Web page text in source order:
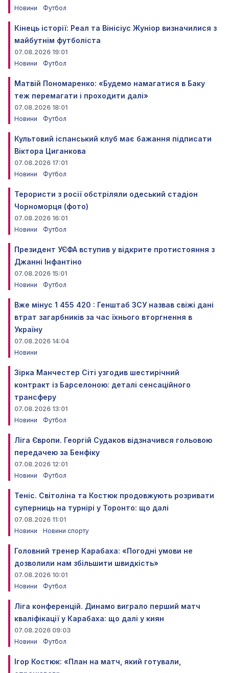
Новини
Футбол
Кінець історії: Реал та Вінісіус Жуніор визначилися з
майбутнім футболіста
07.08.2026 19:01
Новини
Футбол
Матвій Пономаренко: «Будемо намагатися в Баку
теж перемагати і проходити далі»
07.08.2026 18:01
Новини
Футбол
Культовий іспанський клуб має бажання підписати
Віктора Циганкова
07.08.2026 17:01
Новини
Футбол
Терористи з росії обстріляли одеський стадіон
Чорноморця (фото)
07.08.2026 16:01
Новини
Футбол
Президент УЄФА вступив у відкрите протистояння з
Джанні Інфантіно
07.08.2026 15:01
Новини
Футбол
Вже мінус 1 455 420 : Генштаб ЗСУ назвав свіжі дані
втрат загарбників за час їхнього вторгнення в
Україну
07.08.2026 14:04
Новини
Зірка Манчестер Сіті узгодив шестирічний
контракт із Барселоною: деталі сенсаційного
трансферу
07.08.2026 13:01
Новини
Футбол
Ліга Європи. Георгій Судаков відзначився гольовою
передачею за Бенфіку
07.08.2026 12:01
Новини
Футбол
Теніс. Світоліна та Костюк продовжують розривати
суперниць на турнірі у Торонто: що далі
07.08.2026 11:01
Новини
Новини спорту
Головний тренер Карабаха: «Погодні умови не
дозволили нам збільшити швидкість»
07.08.2026 10:01
Новини
Футбол
Ліга конференцій. Динамо виграло перший матч
кваліфікації у Карабаха: що далі у киян
07.08.2026 09:03
Новини
Футбол
Ігор Костюк: «План на матч, який готували,